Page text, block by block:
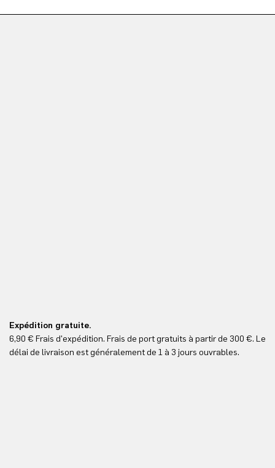
Expédition gratuite.
6,90 € Frais d'expédition. Frais de port gratuits à partir de 300 €. Le
délai de livraison est généralement de 1 à 3 jours ouvrables.